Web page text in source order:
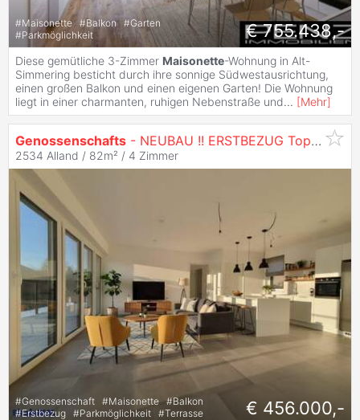
#Maisonette #Balkon #Garten
#Parkmöglichkeit € 755.438,-
Diese gemütliche 3-Zimmer Maisonette-Wohnung in Alt-
Simmering besticht durch ihre sonnige Südwestausrichtung,
einen großen Balkon und einen eigenen Garten! Die Wohnung
liegt in einer charmanten, ruhigen Nebenstraße und... [Mehr]
Genossenschafts - NEUBAU !! ERSTBEZUG Top 4 !! im Erholungsgebiet ALLAND!!
2534 Alland / 82m² / 4 Zimmer
#Genossenschaft #Maisonette #Balkon
#Erstbezug #Parkmöglichkeit #Terrasse € 456.000,-